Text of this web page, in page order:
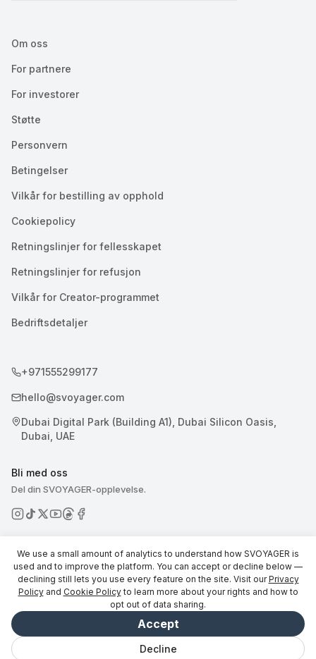
Om oss
For partnere
For investorer
Støtte
Personvern
Betingelser
Vilkår for bestilling av opphold
Cookiepolicy
Retningslinjer for fellesskapet
Retningslinjer for refusjon
Vilkår for Creator-programmet
Bedriftsdetaljer
+971555299177
hello@svoyager.com
Dubai Digital Park (Building A1), Dubai Silicon Oasis,
Dubai, UAE
Bli med oss
Del din SVOYAGER-opplevelse.
© 2026 SVOYAGER
We use a small amount of analytics to understand how SVOYAGER is
used and to improve the platform. You can accept or decline below —
declining still lets you use every feature on the site. Visit our Privacy
Policy and Cookie Policy to learn more about your rights and how to
opt out of data sharing.
Decline
Accept